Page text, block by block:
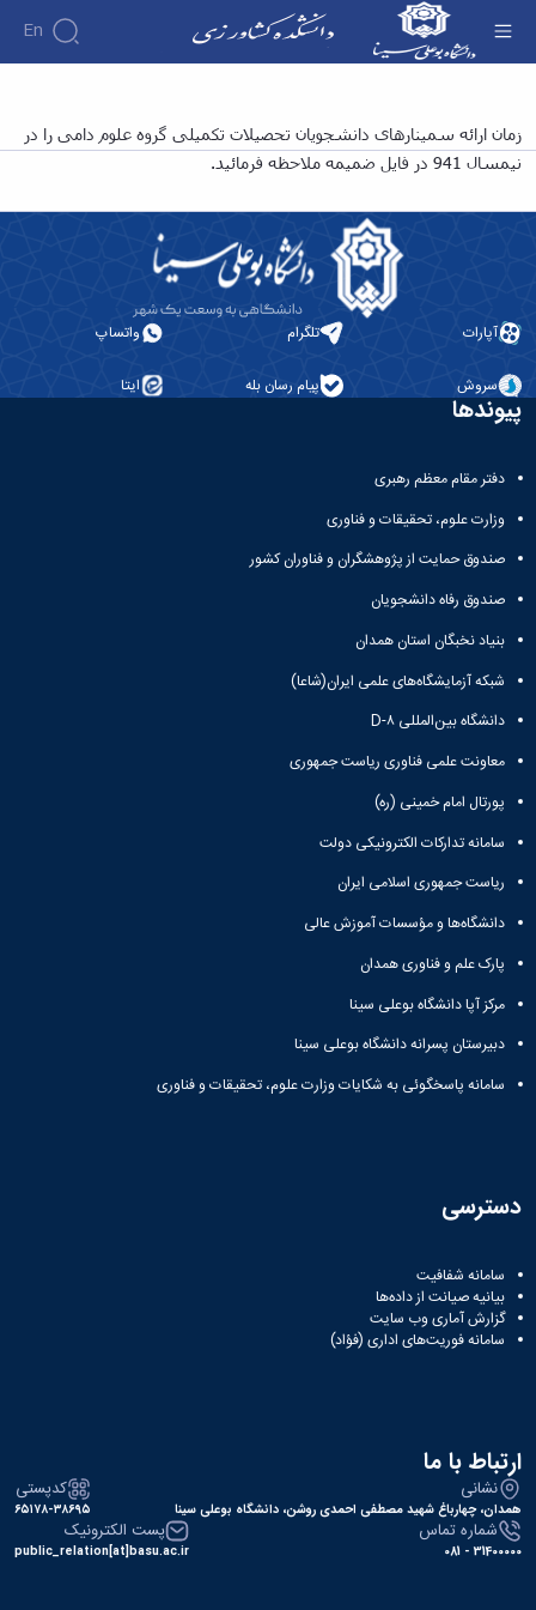
En
عناوین و زمان بندی ارائه سمینار دانشجویان
زمان ارائه سمینارهای دانشجویان تحصیلات تکمیلی گروه علوم دامی را در
نیمسال 941 در فایل ضمیمه ملاحظه فرمائید.
آپارات تلگرام واتساپ
سروش پیام رسان بله ایتا
پیوندها
دفتر مقام معظم رهبری
وزارت علوم، تحقیقات و فناوری
صندوق حمایت از پژوهشگران و فناوران کشور
صندوق رفاه دانشجویان
بنیاد نخبگان استان همدان
شبکه آزمایشگاه‌های علمی ایران(شاعا)
دانشگاه بین‌المللی D-۸
معاونت علمی فناوری ریاست جمهوری
پورتال امام خمینی (ره)
سامانه تدارکات الکترونیکی دولت
ریاست جمهوری اسلامی ایران
دانشگاه‌ها و مؤسسات آموزش عالی
پارک علم و فناوری همدان
مرکز آپا دانشگاه بوعلی سینا
دبیرستان پسرانه دانشگاه بوعلی سینا
سامانه پاسخگوئی به شکایات وزارت علوم، تحقیقات و فناوری
دسترسی
سامانه شفافیت
بیانیه صیانت از داده‌ها
گزارش آماری وب‌ سایت
سامانه فوریت‌های اداری (فؤاد)
ارتباط با ما
نشانی
همدان، چهارباغ شهید مصطفی احمدی روشن، دانشگاه بوعلی سینا
کدپستی
۶۵۱۷۸-۳۸۶۹۵
شماره تماس
31400000 - 081
پست الکترونیک
public_relation[at]basu.ac.ir